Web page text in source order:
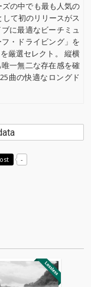
ズの中でも最も人気の
て初のリリースがス
に最適なビーチミュ
・ドライビング」を
厳選セレクト。 縦横
一無二な存在感を確
曲の快適なロングド
-